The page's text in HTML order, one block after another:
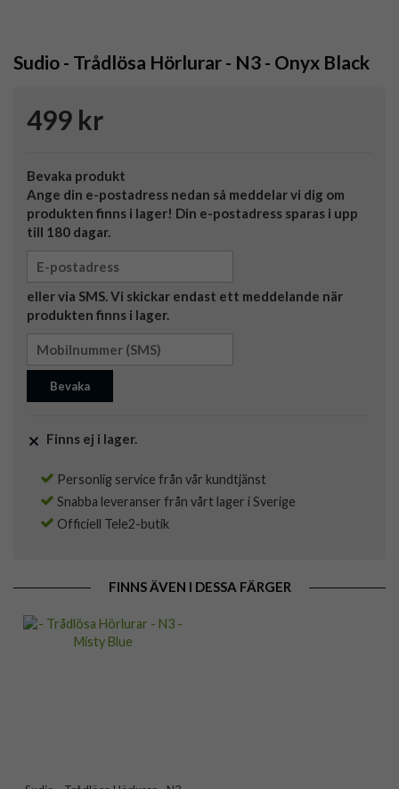
Sudio - Trådlösa Hörlurar - N3 - Onyx Black
499 kr
Bevaka produkt
Ange din e-postadress nedan så meddelar vi dig om
produkten finns i lager! Din e-postadress sparas i upp
till 180 dagar.
eller via SMS. Vi skickar endast ett meddelande när
produkten finns i lager.
Bevaka
Finns ej i lager.
Personlig service från vår kundtjänst
Snabba leveranser från vårt lager i Sverige
Officiell Tele2-butik
FINNS ÄVEN I DESSA FÄRGER